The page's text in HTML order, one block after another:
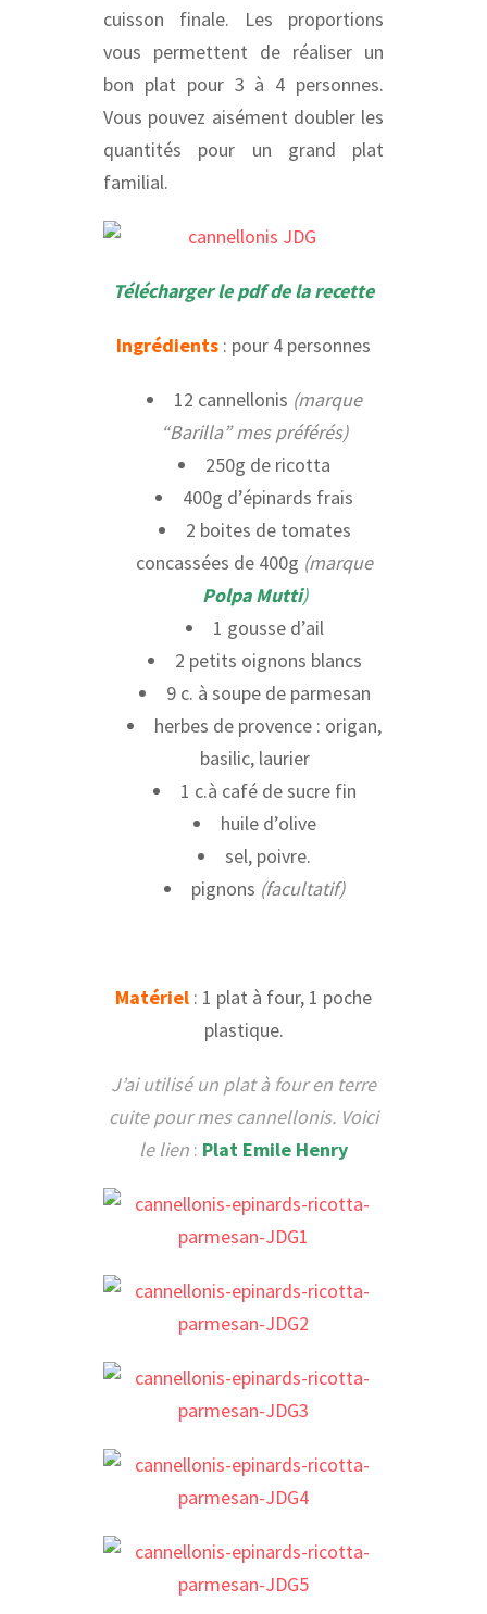
cuisson finale. Les proportions
vous permettent de réaliser un
bon plat pour 3 à 4 personnes.
Vous pouvez aisément doubler les
quantités pour un grand plat
familial.
Télécharger le pdf de la recette
Ingrédients : pour 4 personnes
12 cannellonis (marque
“Barilla” mes préférés)
250g de ricotta
400g d’épinards frais
2 boites de tomates
concassées de 400g (marque
Polpa Mutti)
1 gousse d’ail
2 petits oignons blancs
9 c. à soupe de parmesan
herbes de provence : origan,
basilic, laurier
1 c.à café de sucre fin
huile d’olive
sel, poivre.
pignons (facultatif)
Matériel : 1 plat à four, 1 poche
plastique.
J’ai utilisé un plat à four en terre
cuite pour mes cannellonis. Voici
le lien : Plat Emile Henry